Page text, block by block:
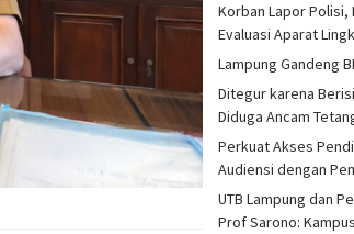
Korban Lapor Polisi,
Evaluasi Aparat
Lampung Gandeng
Ditegur karena
Diduga Ancam
Perkuat Akses
Audiensi dengan
UTB Lampung dan
Prof Sarono: